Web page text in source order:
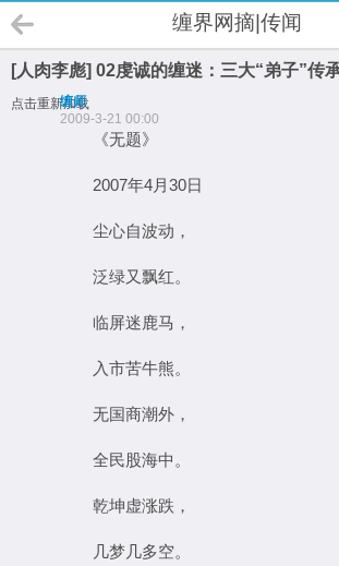
缠界网摘|传闻
[人肉李彪] 02虔诚的缠迷：三大“弟子”传
点击重新加载
缠师
2009-3-21 00:00
《无题》
2007年4月30日
尘心自波动，
泛绿又飘红。
临屏迷鹿马，
入市苦牛熊。
无国商潮外，
全民股海中。
乾坤虚涨跌，
几梦几多空。